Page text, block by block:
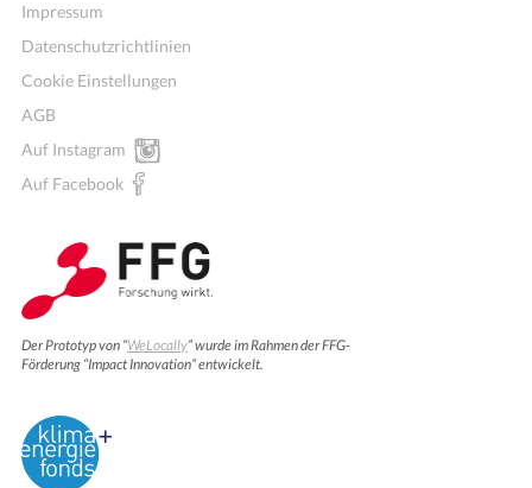
Mitglieder für Vereine, Initiativen
Impressum
Datenschutzrichtlinien
Cookie Einstellungen
AGB
Auf Instagram
Auf Facebook
Der Prototyp von “WeLocally” wurde im Rahmen der FFG-
Förderung “Impact Innovation” entwickelt.